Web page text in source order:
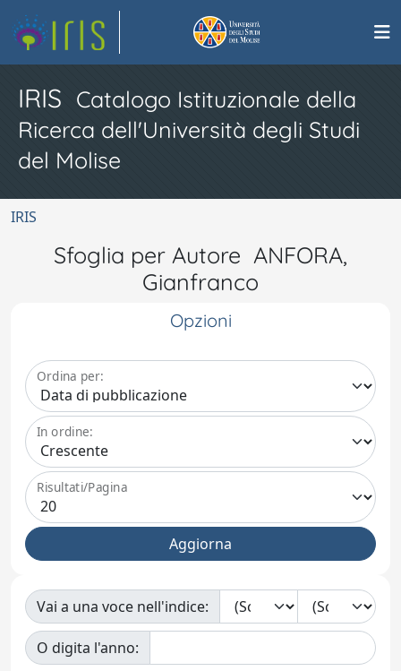
IRIS Catalogo Istituzionale della
Ricerca dell'Università degli Studi
del Molise
IRIS
Sfoglia per Autore ANFORA,
Gianfranco
Opzioni
Ordina per:
In ordine:
Risultati/Pagina
Vai a una voce nell'indice:
O digita l'anno: